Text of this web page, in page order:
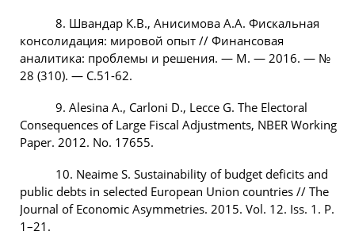
8. Швандар К.В., Анисимова А.А. Фискальная
консолидация: мировой опыт // Финансовая
аналитика: проблемы и решения. — М. — 2016. — №
28 (310). — C.51-62.
9. Alesina A., Carloni D., Lecce G. The Electoral
Consequences of Large Fiscal Adjustments, NBER Working
Paper. 2012. No. 17655.
10. Neaime S. Sustainability of budget deficits and
public debts in selected European Union countries // The
Journal of Economic Asymmetries. 2015. Vol. 12. Iss. 1. Р.
1–21.